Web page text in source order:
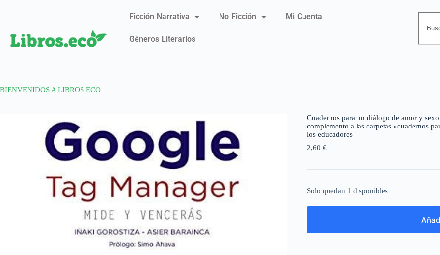
Ficción Narrativa No Ficción Mi Cuenta
Géneros Literarios
BIENVENIDOS A LIBROS ECO
Cuadernos para un diálogo de amor y
complemento a las carpetas «cuadernos
los educadores
2,60 €
Solo quedan 1 disponibles